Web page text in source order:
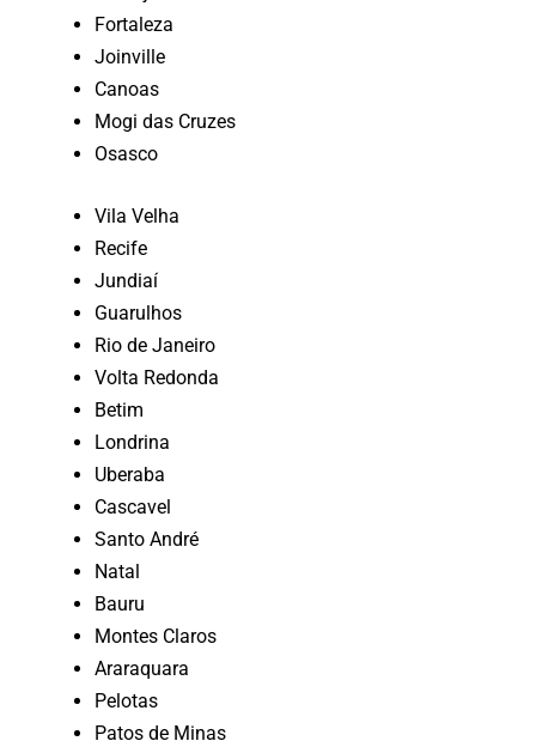
Fortaleza
Joinville
Canoas
Mogi das Cruzes
Osasco
Vila Velha
Recife
Jundiaí
Guarulhos
Rio de Janeiro
Volta Redonda
Betim
Londrina
Uberaba
Cascavel
Santo André
Natal
Bauru
Montes Claros
Araraquara
Pelotas
Patos de Minas